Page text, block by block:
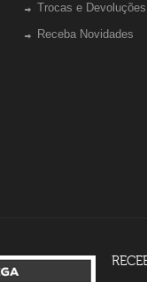
Trocas e Devoluções
Receba Novidades